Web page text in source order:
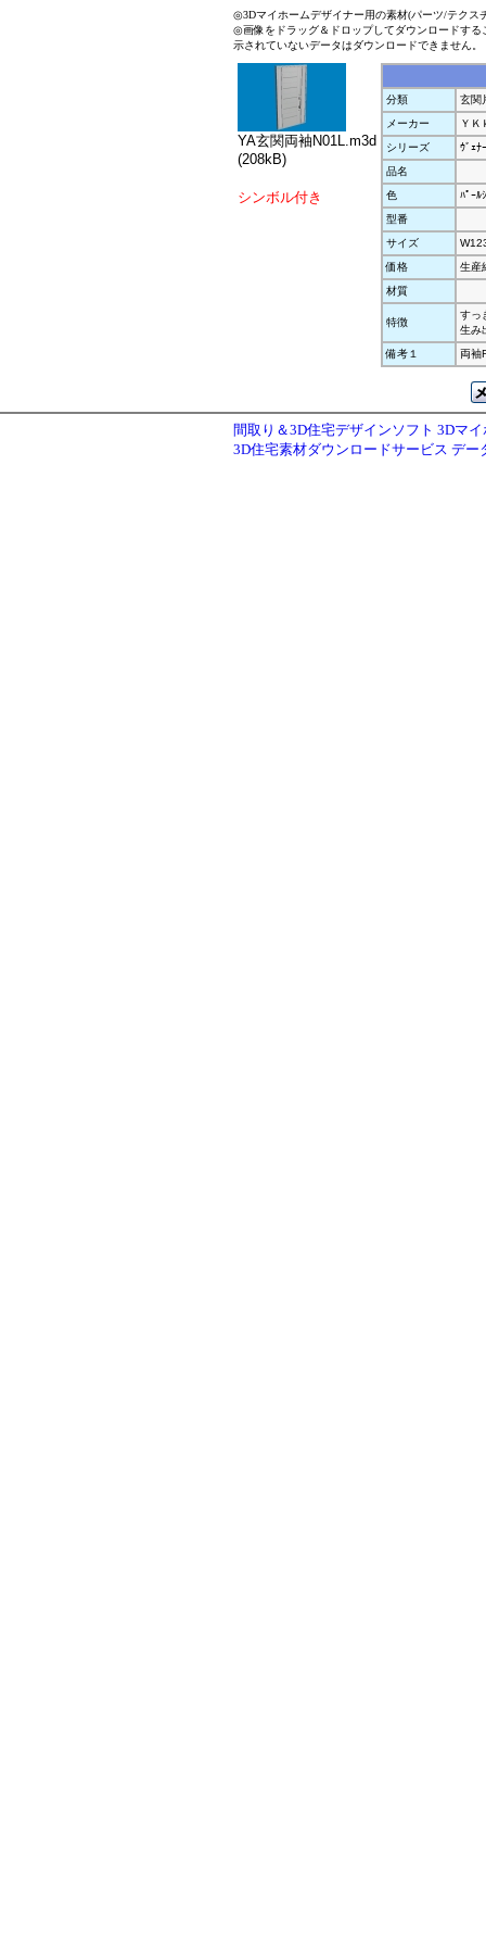
◎3Dマイホームデザイナー用の素材(パーツ/テクス
◎画像をドラッグ＆ドロップしてダウンロードす
示されていないデータはダウンロードできません。
YA玄関両袖N01L.m3d
(208kB)
シンボル付き
分類
玄関
メーカー
ＹＫ
シリーズ
ｳﾞｪﾅ
品名
色
ﾊﾟｰﾙ
型番
サイズ
価格
生産
材質
特徴
すっ
生み
備考１
両袖
間取り＆3D住宅デザインソフト 3Dマ
3D住宅素材ダウンロードサービス デー